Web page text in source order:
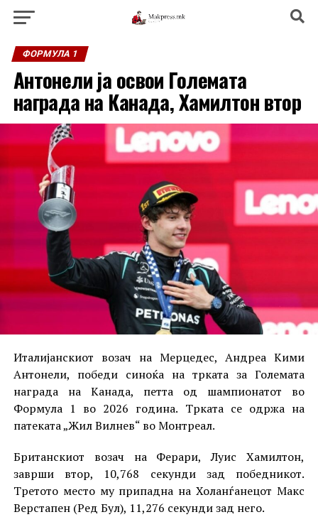
ФОРМУЛА 1
Антонели ја освои Големата
награда на Канада, Хамилтон втор
Италијанскиот возач на Мерцедес, Андреа Кими
Антонели, победи синоќа на трката за Големата
награда на Канада, петта од шампионатот во
Формула 1 во 2026 година. Трката се одржа на
патеката „Жил Вилнев“ во Монтреал.
Британскиот возач на Ферари, Луис Хамилтон,
заврши втор, 10,768 секунди зад победникот.
Третото место му припадна на Холанѓанецот Макс
Верстапен (Ред Бул), 11,276 секунди зад него.